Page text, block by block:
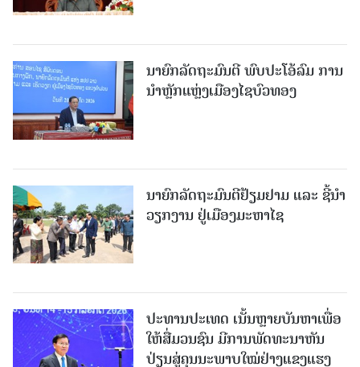
ນາຍົກລັດຖະມົນຕີ ພົບປະໂອ້ລົມ ການ
ນຳຫຼັກແຫຼ່ງເມືອງໄຊບົວທອງ
ນາຍົກລັດຖະມົນຕີຢ້ຽມຢາມ ແລະ ຊີ້ນຳ
ວຽກງານ ຢູ່ເມືອງມະຫາໄຊ
ປະທານປະເທດ ເນັ້ນຫຼາຍບັນຫາເພື່ອ
ໃຫ້ສື່ມວນຊົນ ມີການພັດທະນາຫັນ
ປ່ຽນສູ່ຄຸນນະພາບໃໝ່ຢ່າງແຂງແຮງ